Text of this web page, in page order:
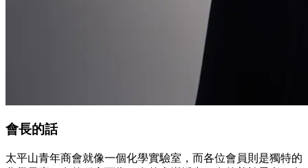
會長的話
太平山青年商會就像一個化學實驗室，而各位會員則是獨特的